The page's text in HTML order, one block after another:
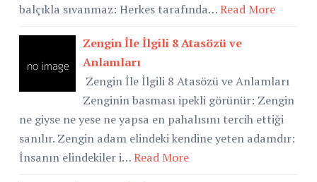
balçıkla sıvanmaz: Herkes tarafında…Read More
Zengin İle İlgili 8 Atasözü ve
Anlamları
Zengin İle İlgili 8 Atasözü ve Anlamları
Zenginin basması ipekli görünür: Zengin
ne giyse ne yese ne yapsa en pahalısını tercih ettiği
sanılır. Zengin adam elindeki kendine yeten adamdır:
İnsanın elindekiler i…Read More